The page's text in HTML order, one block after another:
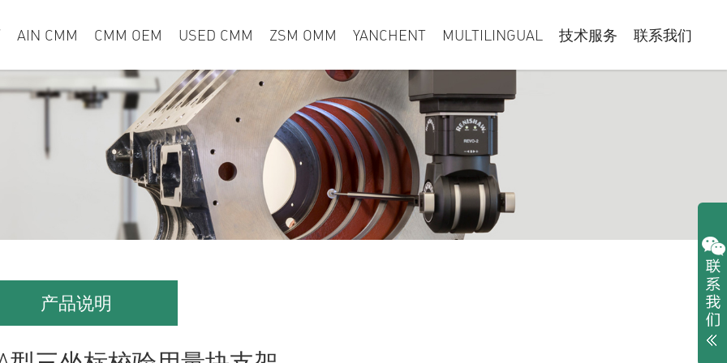
AIN CMM CMM OEM USED CMM ZSM OMM YANCHENT MULTILINGUAL 技术服务 联系我们
产品说明